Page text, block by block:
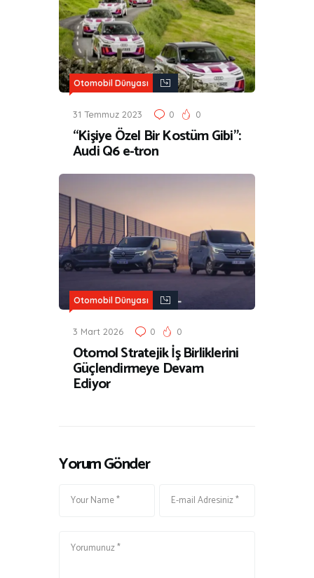
Otomobil Dünyası
31 Temmuz 2023 0 0
“Kişiye Özel Bir Kostüm Gibi”:
Audi Q6 e-tron
Otomobil Dünyası
3 Mart 2026 0 0
Otomol Stratejik İş Birliklerini
Güçlendirmeye Devam
Ediyor
Yorum Gönder